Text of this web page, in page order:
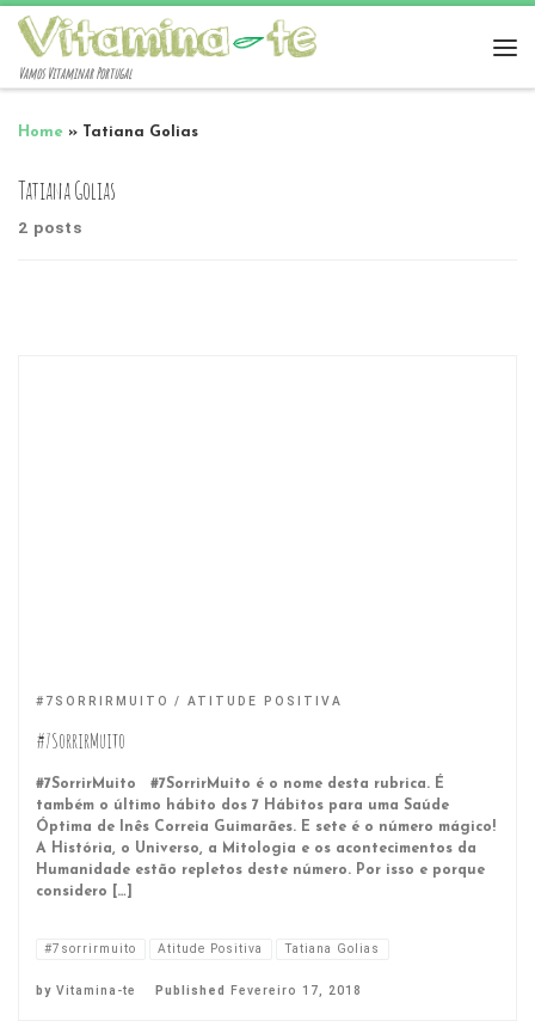
Vamos Vitaminar Portugal
Home » Tatiana Golias
Tatiana Golias
2 posts
#7SORRIRMUITO ATITUDE POSITIVA
#7SorrirMuito
#7SorrirMuito #7SorrirMuito é o nome desta rubrica. É
também o último hábito dos 7 Hábitos para uma Saúde
Óptima de Inês Correia Guimarães. E sete é o número mágico!
A História, o Universo, a Mitologia e os acontecimentos da
Humanidade estão repletos deste número. Por isso e porque
considero […]
#7sorrirmuito Atitude Positiva Tatiana Golias
by Vitamina-te Published Fevereiro 17, 2018